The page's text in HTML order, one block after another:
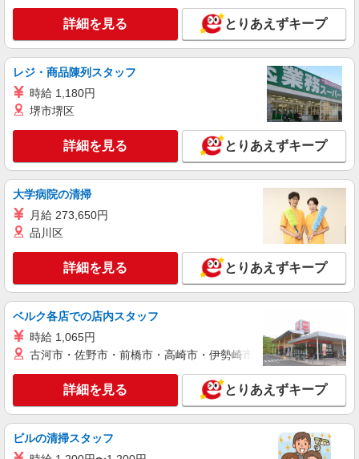
キープ 詳細を見る
アルバイト
ライフ江北駅前店（店舗コード869）
衣料品
ライフ江北駅前店 東京都足立区西新井本町2-
31-20
キープ 詳細を見る
ライフ竹の塚店（店舗コード650）
時給1,235円以上
ライフ竹の塚店 東京都足立区西伊興4-1-22
キープ
アルバイト
（早朝）荷受け・商品陳列
時給1,350円
ライフ扇大橋駅前店 東京都足立区扇2-26-1
詳細を見る とりあえずキープ
レジ・商品陳列スタッフ
時給 1,180円
堺市堺区
詳細を見る とりあえずキープ
大学病院の清掃
月給 273,650円
品川区
詳細を見る とりあえずキープ
ベルク各店での店内スタッフ
時給 1,065円
古河市・佐野市・前橋市・高崎市・伊勢崎市・太田市・館林市
詳細を見る とりあえずキープ
ビルの清掃スタッフ